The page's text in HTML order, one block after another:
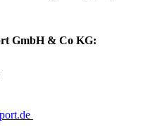
GmbH & Co KG: